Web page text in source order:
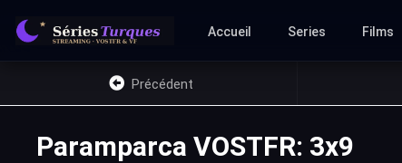
Accueil Series Films
Précédent
Paramparca VOSTFR: 3x9